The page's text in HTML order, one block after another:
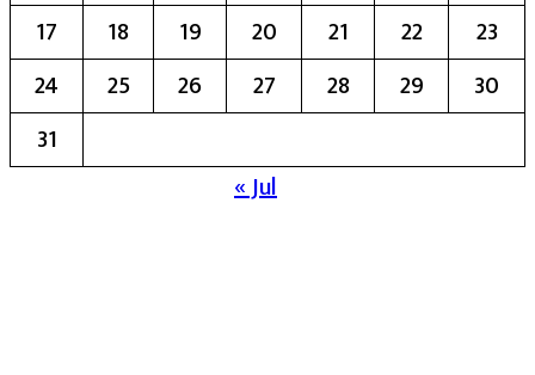
17
18 19 20 21 22
23
24
25 26 27 28 29
30
31
« Jul